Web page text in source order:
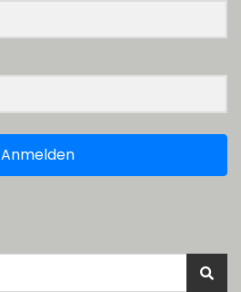
Anmelden